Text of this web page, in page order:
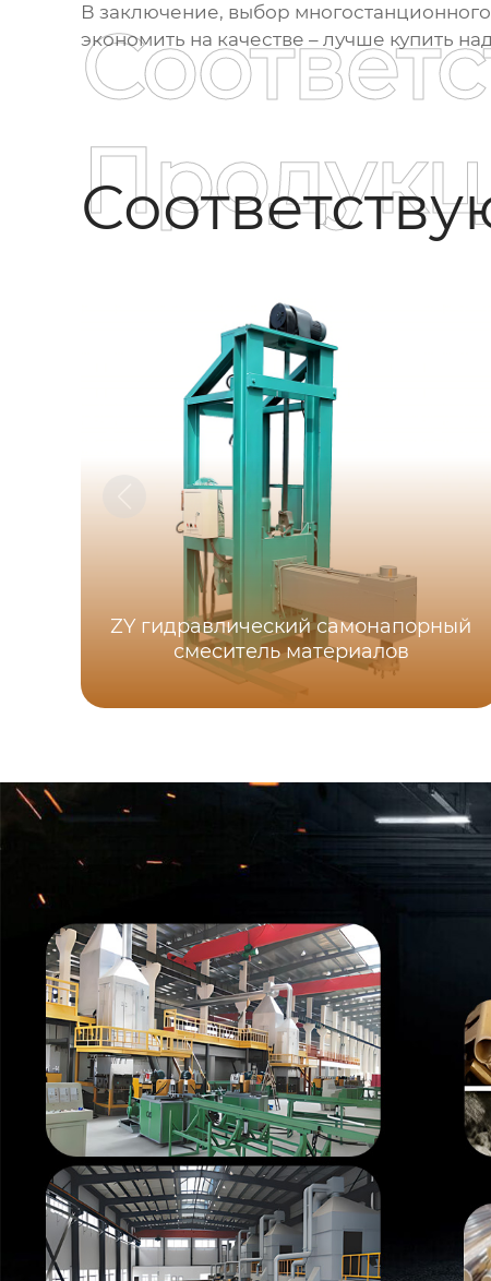
В заключение, выбор
экономить на качестве – лучше купить
ZY гидравлический самонапорный
смеситель материалов